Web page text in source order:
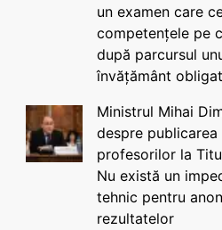
un examen care
competențele pe
după parcursul
învățământ
Ministrul Mihai
despre publicarea
profesorilor la
Nu există un
tehnic pentru
rezultatelor